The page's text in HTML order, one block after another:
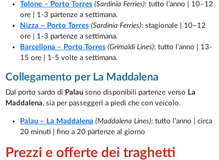
Tolone – Porto Torres (Sardinia Ferries): tutto l’anno | 10–12
ore | 1-3 partenze a settimana.
Nizza – Porto Torres (Sardinia Ferries): stagionale | 10–12
ore | 1-3 partenze a settimana.
Barcellona – Porto Torres (Grimaldi Lines): tutto l’anno | 13-
15 ore | 1-5 volte a settimana.
Collegamento per La Maddalena
Dal porto sardo di Palau sono disponibili partenze verso La
Maddalena, sia per passeggeri a piedi che con veicolo.
Palau – La Maddalena (Maddalena Lines): tutto l’anno | circa
20 minuti | fino a 20 partenze al giorno
Prezzi e offerte dei traghetti